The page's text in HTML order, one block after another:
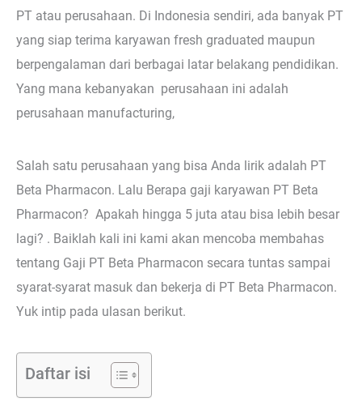
PT atau perusahaan. Di Indonesia sendiri, ada banyak PT
yang siap terima karyawan fresh graduated maupun
berpengalaman dari berbagai latar belakang pendidikan.
Yang mana kebanyakan perusahaan ini adalah
perusahaan manufacturing,
Salah satu perusahaan yang bisa Anda lirik adalah PT
Beta Pharmacon. Lalu Berapa gaji karyawan PT Beta
Pharmacon? Apakah hingga 5 juta atau bisa lebih besar
lagi? . Baiklah kali ini kami akan mencoba membahas
tentang Gaji PT Beta Pharmacon secara tuntas sampai
syarat-syarat masuk dan bekerja di PT Beta Pharmacon.
Yuk intip pada ulasan berikut.
Daftar isi